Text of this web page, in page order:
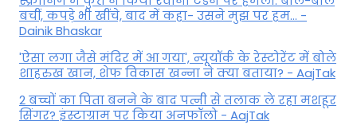
बचीं, कपड़े भी खींचे, बाद में कहा- उसने मुझ पर हम... -
Dainik Bhaskar
'ऐसा लगा जैसे मंदिर में आ गया', न्यूयॉर्क के रेस्टोरेंट में बोले
शाहरुख खान, शेफ विकास खन्ना ने क्या बताया? - AajTak
2 बच्चों का पिता बनने के बाद पत्नी से तलाक ले रहा मशहूर
सिंगर? इंस्टाग्राम पर किया अनफॉलो - AajTak